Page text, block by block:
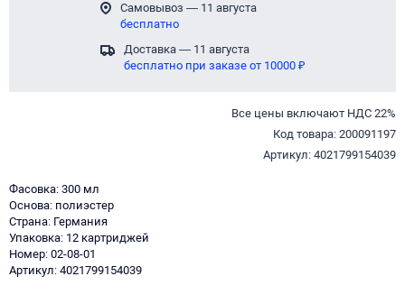
Самовывоз — 11 августа
бесплатно
Доставка — 11 августа
бесплатно при заказе от 10000 ₽
Все цены включают НДС 22%
Код товара: 200091197
Артикул: 4021799154039
Фасовка: 300 мл
Основа: полиэстер
Страна: Германия
Упаковка: 12 картриджей
Номер: 02-08-01
Артикул: 4021799154039